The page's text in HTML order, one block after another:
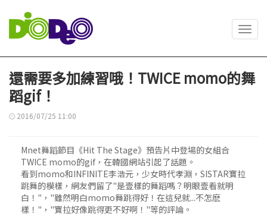
還需要多加練習哦！TWICE momo的舞
蹈gif！
2016/07/25 11:00
Mnet舞蹈節目《Hit The Stage》預告片中登場的女組合
TWICE momo的gif，在韓國網站引起了話題。
看到momo和INFINITE李浩元，少女時代孝淵，SISTAR寶拉
跳舞的模樣，網友們留了"是壹樣的舞蹈嗎？明眼壹看就明
白！"，"雖然明白momo舞跳得好！在這兒就...不怎麽
樣！"，"寶拉好像跳得更不好啊！"等的評論。